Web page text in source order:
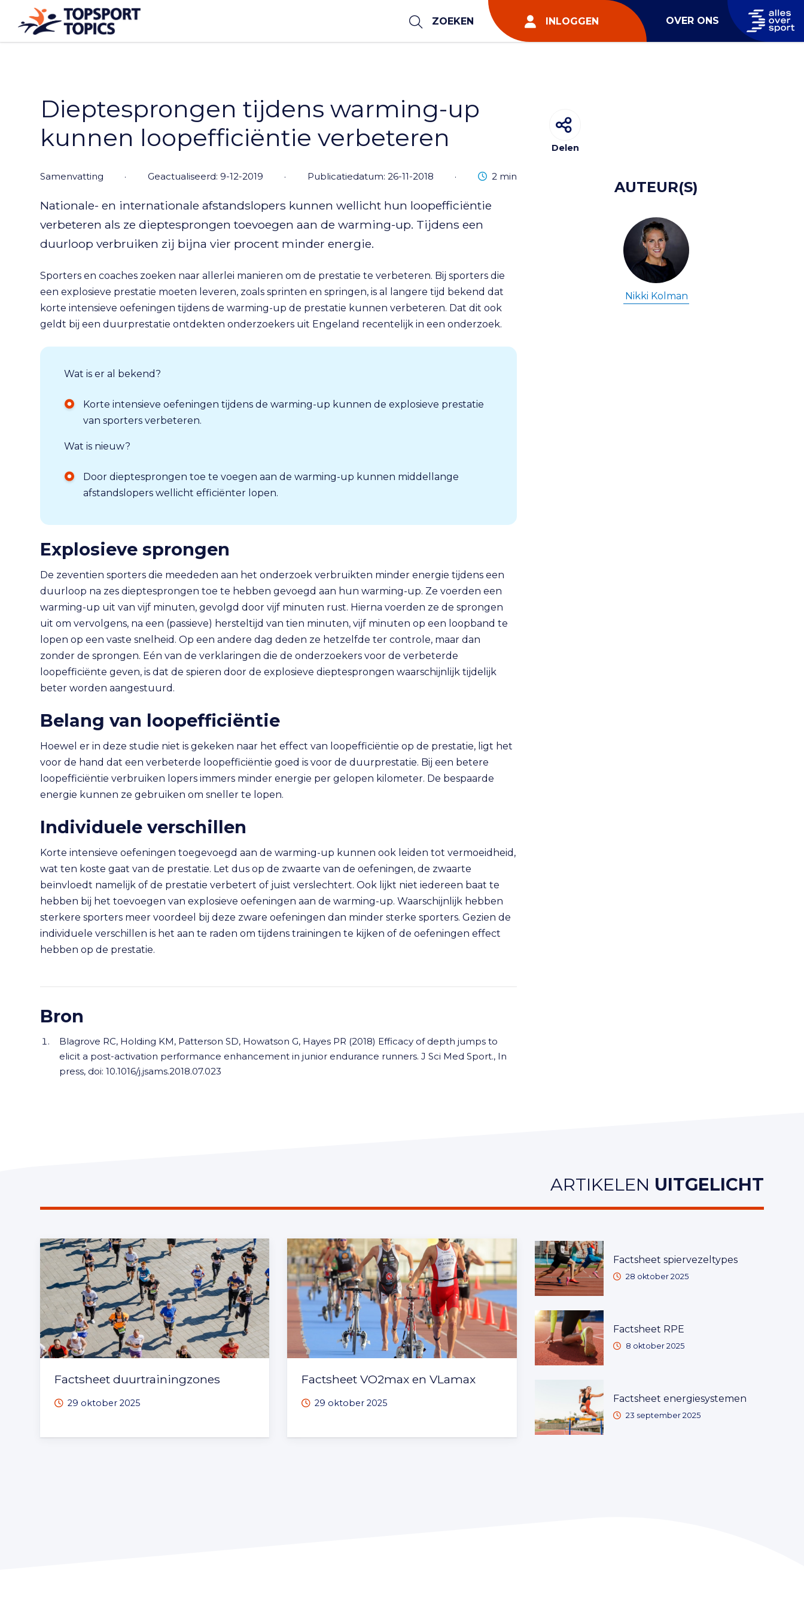
ZOEKEN INLOGGEN OVER ONS
Dieptesprongen tijdens warming-up
kunnen loopefficiëntie verbeteren
samenvatting · Geactualiseerd: 9-12-2019 · Publicatiedatum: 26-11-2018 · Leestijd
2 min
Nationale- en internationale afstandslopers kunnen wellicht hun loopefficiëntie
verbeteren als ze dieptesprongen toevoegen aan de warming-up. Tijdens een
duurloop verbruiken zij bijna vier procent minder energie.
Sporters en coaches zoeken naar allerlei manieren om de prestatie te verbeteren. Bij sporters die
een explosieve prestatie moeten leveren, zoals sprinten en springen, is al langere tijd bekend dat
korte intensieve oefeningen tijdens de warming-up de prestatie kunnen verbeteren. Dat dit ook
geldt bij een duurprestatie ontdekten onderzoekers uit Engeland recentelijk in een onderzoek.
Wat is er al bekend?
Korte intensieve oefeningen tijdens de warming-up kunnen de explosieve prestatie
van sporters verbeteren.
Wat is nieuw?
Door dieptesprongen toe te voegen aan de warming-up kunnen middellange
afstandslopers wellicht efficiënter lopen.
Explosieve sprongen
De zeventien sporters die meededen aan het onderzoek verbruikten minder energie tijdens een
duurloop na zes dieptesprongen toe te hebben gevoegd aan hun warming-up. Ze voerden een
warming-up uit van vijf minuten, gevolgd door vijf minuten rust. Hierna voerden ze de sprongen
uit om vervolgens, na een (passieve) hersteltijd van tien minuten, vijf minuten op een loopband te
lopen op een vaste snelheid. Op een andere dag deden ze hetzelfde ter controle, maar dan
zonder de sprongen. Eén van de verklaringen die de onderzoekers voor de verbeterde
loopefficiënte geven, is dat de spieren door de explosieve dieptesprongen waarschijnlijk tijdelijk
beter worden aangestuurd.
Belang van loopefficiëntie
Hoewel er in deze studie niet is gekeken naar het effect van loopefficiëntie op de prestatie, ligt het
voor de hand dat een verbeterde loopefficiëntie goed is voor de duurprestatie. Bij een betere
loopefficiëntie verbruiken lopers immers minder energie per gelopen kilometer. De bespaarde
energie kunnen ze gebruiken om sneller te lopen.
Individuele verschillen
Korte intensieve oefeningen toegevoegd aan de warming-up kunnen ook leiden tot vermoeidheid,
wat ten koste gaat van de prestatie. Let dus op de zwaarte van de oefeningen, de zwaarte
beïnvloedt namelijk of de prestatie verbetert of juist verslechtert. Ook lijkt niet iedereen baat te
hebben bij het toevoegen van explosieve oefeningen aan de warming-up. Waarschijnlijk hebben
sterkere sporters meer voordeel bij deze zware oefeningen dan minder sterke sporters. Gezien de
individuele verschillen is het aan te raden om tijdens trainingen te kijken of de oefeningen effect
hebben op de prestatie.
Bron
Blagrove RC, Holding KM, Patterson SD, Howatson G, Hayes PR (2018) Efficacy of depth jumps to
elicit a post-activation performance enhancement in junior endurance runners. J Sci Med Sport., In
press, doi: 10.1016/j.jsams.2018.07.023
Delen
AUTEUR(S)
Nikki Kolman
ARTIKELEN UITGELICHT
Factsheet duurtrainingzones
29 oktober 2025
Factsheet VO2max en VLamax
29 oktober 2025
Factsheet spiervezeltypes
28 oktober 2025
Factsheet RPE
8 oktober 2025
Factsheet energiesystemen
23 september 2025